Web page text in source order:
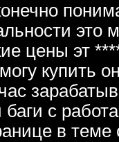
это
цены эт
купить
баги с
в теме